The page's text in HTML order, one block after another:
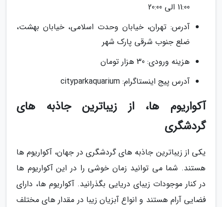
11:00 الی 20:00
آدرس: تهران، خیابان وحدت اسلامی، خیابان بهشت،
ضلع جنوب شرقی پارک شهر
هزینه ورودی: 30 هزار تومان
آدرس پیج اینستاگرام: cityparkaquarium
آکواریوم ها، از زیباترین جاذبه های
گردشگری
یکی از زیباترین جاذبه های گردشگری در جهان، آکواریوم ها
هستند. شما می توانید زمان خوشی را در این آکواریوم ها
در کنار موجودات زیبای دریایی بگذرانید. آکواریوم ها، دارای
فضایی آرام هستند و انواع آبزیان زیبا در مقدار های مختلف